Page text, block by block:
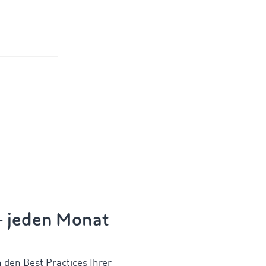
jeden Monat
den Best Practices Ihrer